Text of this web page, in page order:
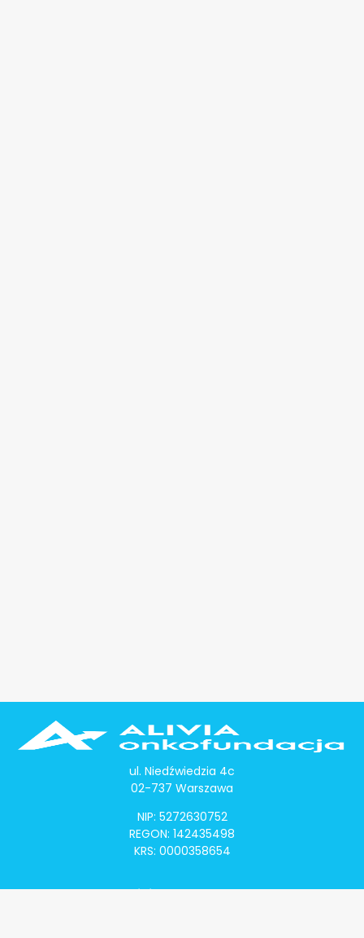
ul. Niedźwiedzia 4c
02-737 Warszawa
NIP: 5272630752
REGON: 142435498
KRS: 0000358654
Alivia Onkomapa